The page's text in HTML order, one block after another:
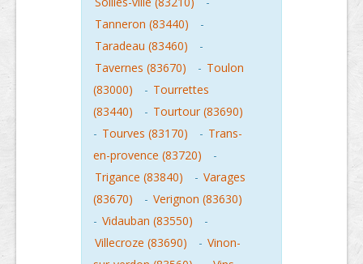
Tanneron (83440)
-
Taradeau (83460)
-
Tavernes (83670)
- Toulon
(83000)
- Tourrettes
(83440)
- Tourtour (83690)
- Tourves (83170) - Trans-
en-provence (83720)
-
Trigance (83840)
- Varages
(83670)
- Verignon (83630)
- Vidauban (83550)
-
Villecroze (83690)
- Vinon-